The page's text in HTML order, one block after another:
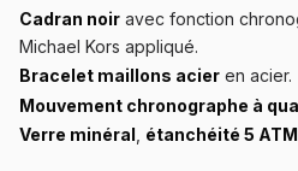
Cadran noir avec fonction
Michael Kors appliqué.
Bracelet maillons acier en acier.
Mouvement chronographe à
Verre minéral étanchéité 5 ATM